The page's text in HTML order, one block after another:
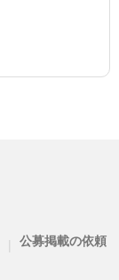
| 公募掲載の依頼